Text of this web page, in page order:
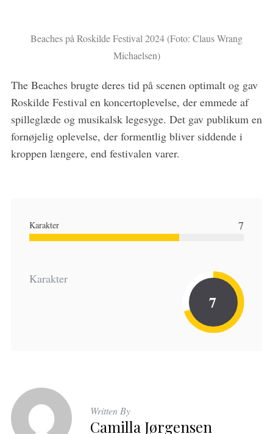
Beaches på Roskilde Festival 2024 (Foto: Claus Wrang
Michaelsen)
The Beaches brugte deres tid på scenen optimalt og gav
Roskilde Festival en koncertoplevelse, der emmede af
spilleglæde og musikalsk legesyge. Det gav publikum en
fornøjelig oplevelse, der formentlig bliver siddende i
kroppen længere, end festivalen varer.
Karakter 7
Karakter
7
Written By
Camilla Jørgensen